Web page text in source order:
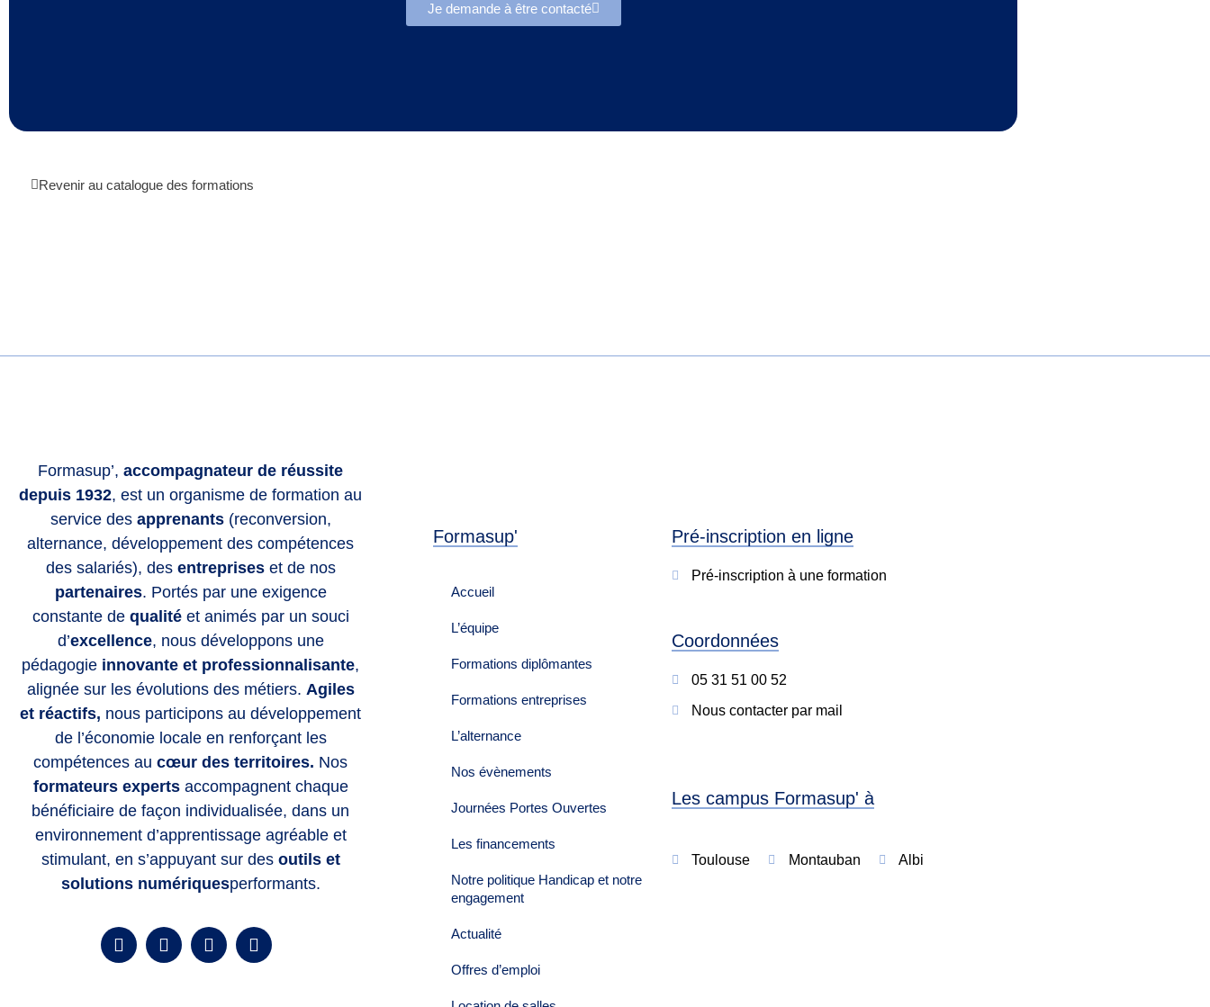
Je demande à être contacté
Revenir au catalogue des formations
Formasup’,accompagnateur de réussite
depuis 1932, est un organisme de formation au
service des apprenants(reconversion,
alternance, développement des compétences
des salariés), des entrepriseset de nos
partenaires. Portés par une exigence
constante de qualitéet animés par un souci
d’excellence, nous développons une
pédagogie innovante et professionnalisante,
alignée sur les évolutions des métiers. Agiles
et réactifs, nous participons au développement
de l’économie locale en renforçant les
compétences au cœur des territoires. Nos
formateurs expertsaccompagnent chaque
bénéficiaire de façon individualisée, dans un
environnement d’apprentissage agréable et
stimulant, en s’appuyant sur des outils et
solutions numériquesperformants.
Formasup'
Accueil
L’équipe
Formations diplômantes
Formations entreprises
L’alternance
Nos évènements
Journées Portes Ouvertes
Les financements
Notre politique Handicap et notre
engagement
Actualité
Offres d’emploi
Pré-inscription en ligne
Pré-inscription à une formation
Coordonnées
05 31 51 00 52
Nous contacter par mail
Les campus Formasup' à
Toulouse Montauban Albi